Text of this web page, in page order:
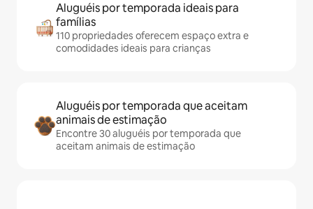
Aluguéis por temporada ideais para
famílias
110 propriedades oferecem espaço extra e
comodidades ideais para crianças
Aluguéis por temporada que aceitam
animais de estimação
Encontre 30 aluguéis por temporada que
aceitam animais de estimação